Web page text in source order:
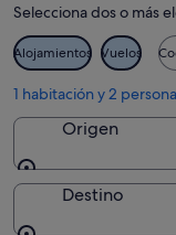
-
11
ago
semana,
14
ago
-
Selecciona dos o más
Alojamientos Vuelos
1 habitación y 2
Origen
Origen
Destino